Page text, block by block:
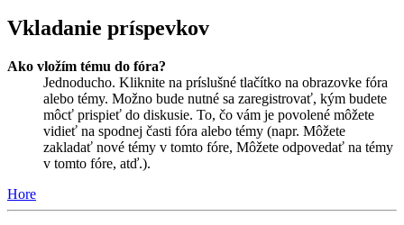
Vkladanie príspevkov
Ako vložím tému do fóra?
Jednoducho. Kliknite na príslušné tlačítko na obrazovke fóra
alebo témy. Možno bude nutné sa zaregistrovať, kým budete
môcť prispieť do diskusie. To, čo vám je povolené môžete
vidieť na spodnej časti fóra alebo témy (napr. Môžete
zakladať nové témy v tomto fóre, Môžete odpovedať na témy
v tomto fóre, atď.).
Hore